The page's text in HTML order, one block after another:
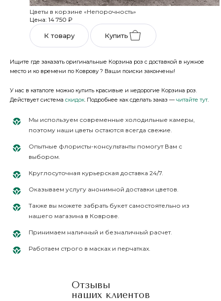
Цветы в корзине «Непорочность»
Цена: 14 750 ₽
К товару Купить
Ищите где заказать оригинальные Корзина роз с доставкой в нужное
место и ко времени по Коврову ? Ваши поиски закончены!
У нас в каталоге можно купить красивые и недорогие Корзина роз.
Действует система скидок. Подробнее как сделать заказ — читайте тут.
Мы используем современные холодильные камеры,
поэтому наши цветы остаются всегда свежие.
Опытные флористы-консультанты помогут Вам с
выбором.
Круглосуточная курьерская доставка 24/7.
Оказываем услугу анонимной доставки цветов.
Также вы можете забрать букет самостоятельно из
нашего магазина в Коврове.
Принимаем наличный и безналичный расчет.
Работаем строго в масках и перчатках.
Отзывы
наших клиентов